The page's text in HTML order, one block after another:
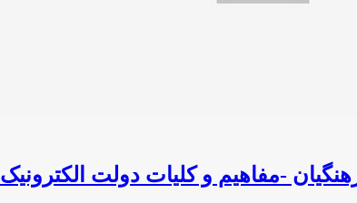
-مفاهیم و کلیات دولت الکترونیک